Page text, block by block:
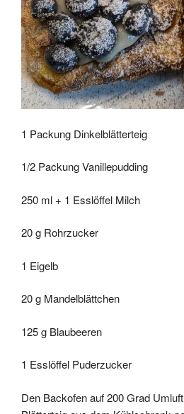
1 Packung Dinkelblätterteig
1/2 Packung Vanillepudding
250 ml + 1 Esslöffel Milch
20 g Rohrzucker
1 Eigelb
20 g Mandelblättchen
125 g Blaubeeren
1 Esslöffel Puderzucker
Den Backofen auf 200 Grad